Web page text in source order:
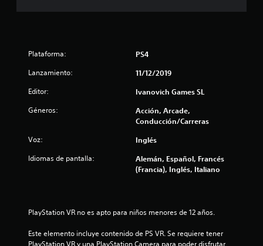
s
a
i
f
Plataforma: PS4
Lanzamiento: 11/12/2019
Editor: Ivanovich Games SL
Géneros:
Acción, Arcade,
Conducción/Carreras
Voz: Inglés
Idiomas de pantalla:
Alemán, Español, Francés
(Francia), Inglés, Italiano
PlayStation VR no es apto para niños menores de 12 años.
Este elemento incluye contenido de PS VR. Se requiere tener
PlayStation VR y una PlayStation Camera para poder disfrutar